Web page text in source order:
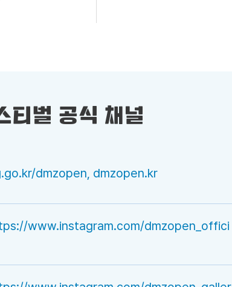
벌 공식 채널
dmzopen, dmzopen.kr
www.instagram.com/dmzopen_offici